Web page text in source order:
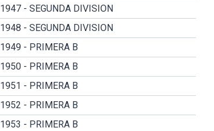
1947 - SEGUNDA DIVISION
1948 - SEGUNDA DIVISION
1949 - PRIMERA B
1950 - PRIMERA B
1951 - PRIMERA B
1952 - PRIMERA B
1953 - PRIMERA B